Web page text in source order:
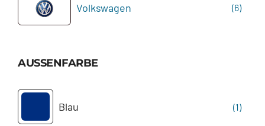
Volkswagen (6)
AUSSENFARBE
Blau (1)